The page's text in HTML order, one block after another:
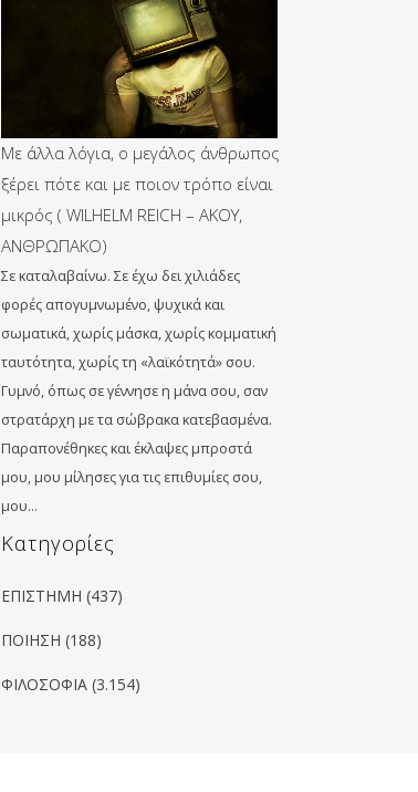
Με άλλα λόγια, ο μεγάλος άνθρωπος
ξέρει πότε και με ποιον τρόπο είναι
μικρός ( WILHELM REICH – ΑΚΟΥ,
ΑΝΘΡΩΠΑΚΟ)
Σε καταλαβαίνω. Σε έχω δει χιλιάδες
φορές απογυμνωμένο, ψυχικά και
σωματικά, χωρίς μάσκα, χωρίς κομματική
ταυτότητα, χωρίς τη «λαϊκότητά» σου.
Γυμνό, όπως σε γέννησε η μάνα σου, σαν
στρατάρχη με τα σώβρακα κατεβασμένα.
Παραπονέθηκες και έκλαψες μπροστά
μου, μου μίλησες για τις επιθυμίες σου,
μου…
Kατηγορίες
ΕΠΙΣΤΗΜΗ (437)
ΠΟΙΗΣΗ (188)
ΦΙΛΟΣΟΦΙΑ (3.154)